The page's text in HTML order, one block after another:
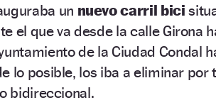
un nuevo carril bici
el que va desde la calle Girona
de la Ciudad Condal
lo posible, los iba a eliminar por
bidireccional.